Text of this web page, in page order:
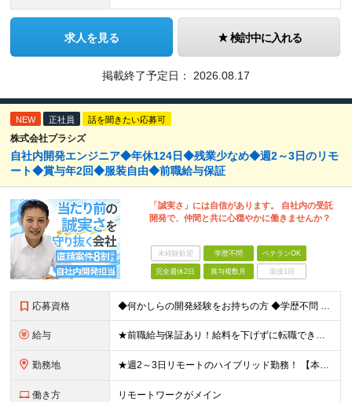
求人を見る 検討中に入れる
掲載終了予定日： 2026.08.17
NEW 正社員 話を聞きたい応募可
株式会社プラシズ
自社内開発エンジニア◆年休124日◆残業少なめ◆週2～3日のリモ
ート◆賞与年2回◆服装自由◆前職給与保証
「誠実さ」には自信があります。 自社内の受託
開発で、仲間と共に心穏やかに働きませんか？
未経験歓迎 学歴不問 ベテランOK
完全週休2日 賞与複数月 面接1回
応募資格 ◆何かしらの開発経験をお持ちの方 ◆学歴不問 ◆20代～40代活躍中 ★上流案件も多数 要件定義や設計など、上流工程の経験がある方も活躍できる環境です ★PM/PL候補も大歓迎 マネジメント経験のあ
給与 ★前職給与保証あり！給料を下げずに転職できます 月給26万～50万円 ＋ 賞与年2回 ＋諸手当あり ※経験・能力を考慮の上、当社規定により決定します ※上記金額には40時間分の固定残業代(59,9
勤務地 ★週2～3日リモートのハイブリッド勤務！ 【本社】 東京都千代田区神田須田町1-5 ディアマントビル7F ※転居を伴う転勤はありません ※(変更の範囲)上記を除く当社関連勤務地
働き方 リモートワークがメイン